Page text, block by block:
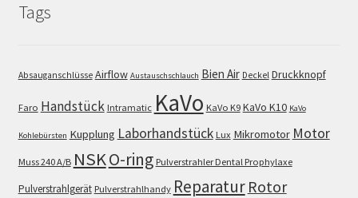
Tags
Absauganschlüsse Airflow Austauschschlauch Bien Air Deckel Druckknopf
Faro Handstück Intramatic KaVo KaVo K9 KaVo K10 KaVo
Kohlebürsten Kupplung Laborhandstück Lux Mikromotor Motor
Muss 240 A/B NSKO-ring Pulverstrahler Dental Prophylaxe
Pulverstrahlgerät Pulverstrahlhandy Reparatur Rotor